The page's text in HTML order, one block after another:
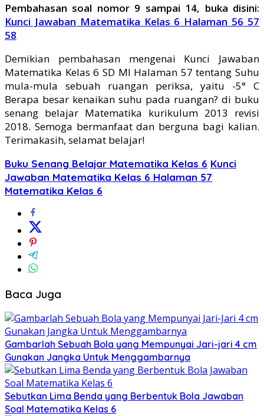
Pembahasan soal nomor 9 sampai 14, buka disini:
Kunci Jawaban Matematika Kelas 6 Halaman 56 57
58
Demikian pembahasan mengenai Kunci Jawaban
Matematika Kelas 6 SD MI Halaman 57 tentang Suhu
mula-mula sebuah ruangan periksa, yaitu -5° C
Berapa besar kenaikan suhu pada ruangan? di buku
senang belajar Matematika kurikulum 2013 revisi
2018. Semoga bermanfaat dan berguna bagi kalian.
Terimakasih, selamat belajar!
Buku Senang Belajar Matematika Kelas 6 Kunci
Jawaban Matematika Kelas 6 Halaman 57
Matematika Kelas 6
Baca Juga
Gambarlah Sebuah Bola yang Mempunyai Jari-jari 4 cm
Gunakan Jangka Untuk Menggambarnya
Sebutkan Lima Benda yang Berbentuk Bola Jawaban
Soal Matematika Kelas 6